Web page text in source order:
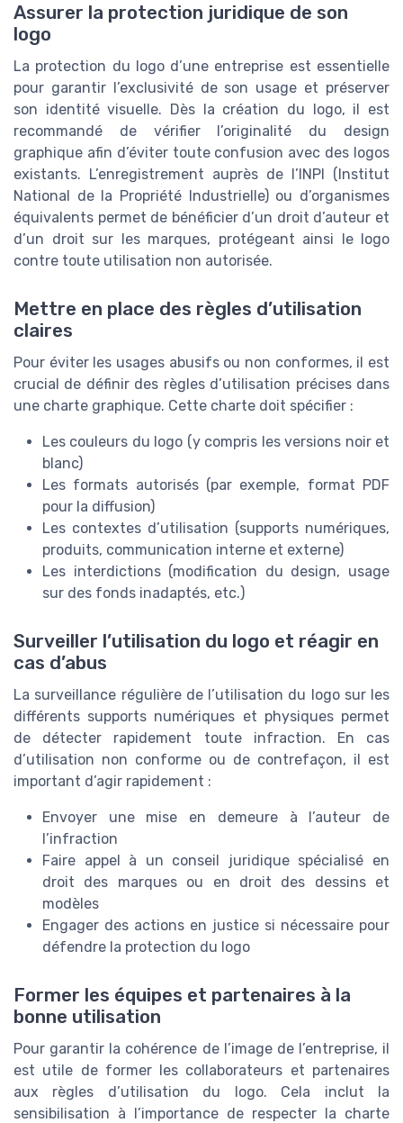
Assurer la protection juridique de son
logo
La protection du logo d’une entreprise est essentielle
pour garantir l’exclusivité de son usage et préserver
son identité visuelle. Dès la création du logo, il est
recommandé de vérifier l’originalité du design
graphique afin d’éviter toute confusion avec des logos
existants. L’enregistrement auprès de l’INPI (Institut
National de la Propriété Industrielle) ou d’organismes
équivalents permet de bénéficier d’un droit d’auteur et
d’un droit sur les marques, protégeant ainsi le logo
contre toute utilisation non autorisée.
Mettre en place des règles d’utilisation
claires
Pour éviter les usages abusifs ou non conformes, il est
crucial de définir des règles d’utilisation précises dans
une charte graphique. Cette charte doit spécifier :
Les couleurs du logo (y compris les versions noir et
blanc)
Les formats autorisés (par exemple, format PDF
pour la diffusion)
Les contextes d’utilisation (supports numériques,
produits, communication interne et externe)
Les interdictions (modification du design, usage
sur des fonds inadaptés, etc.)
Surveiller l’utilisation du logo et réagir en
cas d’abus
La surveillance régulière de l’utilisation du logo sur les
différents supports numériques et physiques permet
de détecter rapidement toute infraction. En cas
d’utilisation non conforme ou de contrefaçon, il est
important d’agir rapidement :
Envoyer une mise en demeure à l’auteur de
l’infraction
Faire appel à un conseil juridique spécialisé en
droit des marques ou en droit des dessins et
modèles
Engager des actions en justice si nécessaire pour
défendre la protection du logo
Former les équipes et partenaires à la
bonne utilisation
Pour garantir la cohérence de l’image de l’entreprise, il
est utile de former les collaborateurs et partenaires
aux règles d’utilisation du logo. Cela inclut la
sensibilisation à l’importance de respecter la charte